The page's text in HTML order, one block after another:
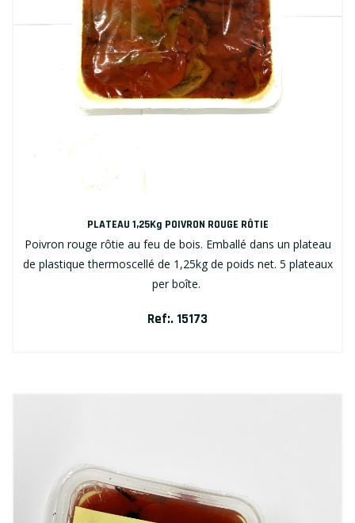
PLATEAU 1,25Kg POIVRON ROUGE RÔTIE
Poivron rouge rôtie au feu de bois. Emballé dans un plateau
de plastique thermoscellé de 1,25kg de poids net. 5 plateaux
per boîte.
Ref:. 15173